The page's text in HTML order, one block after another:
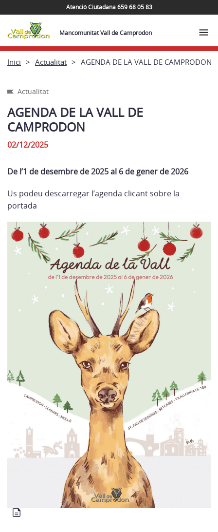
Atenció Ciutadana 659 68 05 83
Mancomunitat Vall de Camprodon
Inici Actualitat AGENDA DE LA VALL DE CAMPRODON
Actualitat
AGENDA DE LA VALL DE
CAMPRODON
02/12/2025
De l’1 de desembre de 2025 al 6 de gener de 2026
Us podeu descarregar l’agenda clicant sobre la
portada